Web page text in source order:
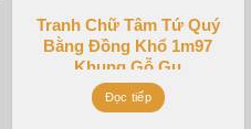
Tranh Chữ Tâm Tứ Quý
Bằng Đồng Khổ 1m97
Khung Gỗ Gụ
Đọc tiếp